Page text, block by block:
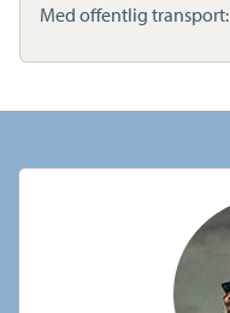
Med offentlig transport: